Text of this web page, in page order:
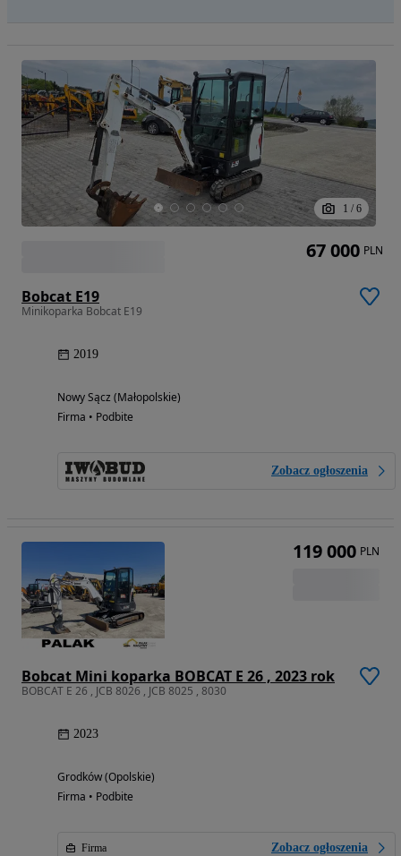
1 / 6
Bobcat E19
Minikoparka Bobcat E19
2019
Nowy Sącz (Małopolskie)
Firma • Podbite
Zobacz ogłoszenia
67 000 PLN
Bobcat Mini koparka BOBCAT E 26 , 2023 rok
BOBCAT E 26 , JCB 8026 , JCB 8025 , 8030
2023
Grodków (Opolskie)
Firma • Podbite
Firma Zobacz ogłoszenia
119 000 PLN